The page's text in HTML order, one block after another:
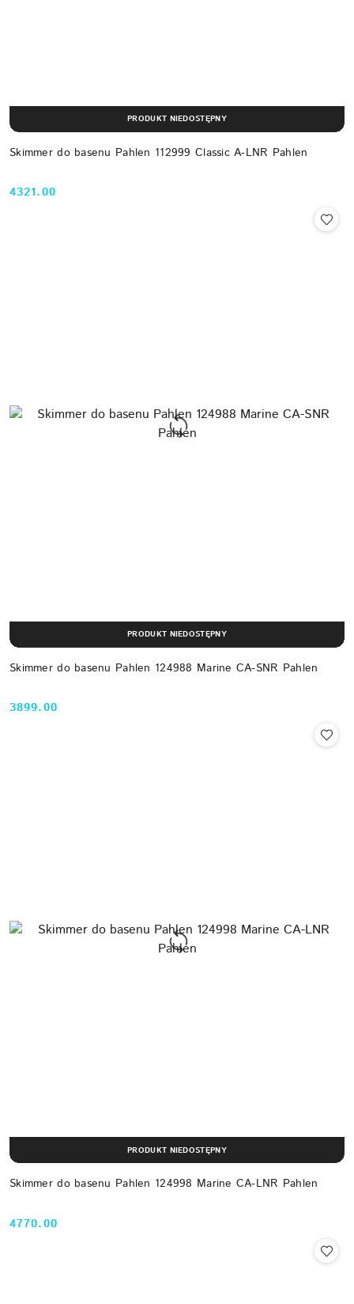
Skimmer do basenu Pahlen 112999 Classic A-LNR Pahlen
Cena:
4321.00
PRODUKT NIEDOSTĘPNY
Skimmer do basenu Pahlen 124988 Marine CA-SNR Pahlen
Cena:
3899.00
PRODUKT NIEDOSTĘPNY
Skimmer do basenu Pahlen 124998 Marine CA-LNR Pahlen
Cena:
4770.00
PRODUKT NIEDOSTĘPNY